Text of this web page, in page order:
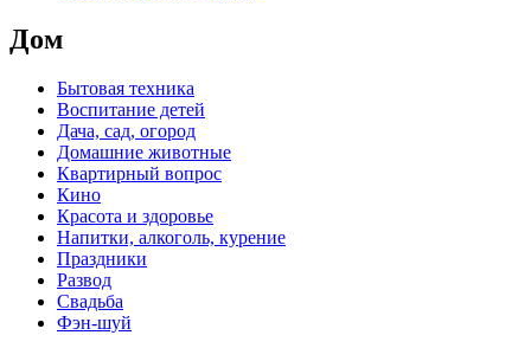
Дом
Бытовая техника
Воспитание детей
Дача, сад, огород
Домашние животные
Квартирный вопрос
Кино
Красота и здоровье
Напитки, алкоголь, курение
Праздники
Развод
Свадьба
Фэн-шуй